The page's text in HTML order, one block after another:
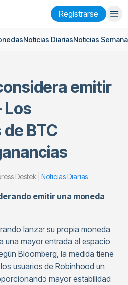
Registrarse
sesión Registrarse
x50
Noticias DiariasNoticias
emitir
Los
BTC
Destek | Noticias Diarias
emitir una moneda
lanzar su propia moneda
una mayor entrada al espacio
Bloomberg, la medida tiene
usuarios de Robinhood un
mayor estabilidad